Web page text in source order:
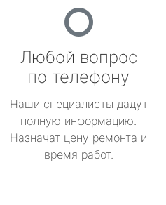
Любой вопрос
по телефону
Наши специалисты дадут
полную информацию.
Назначат цену ремонта и
время работ.